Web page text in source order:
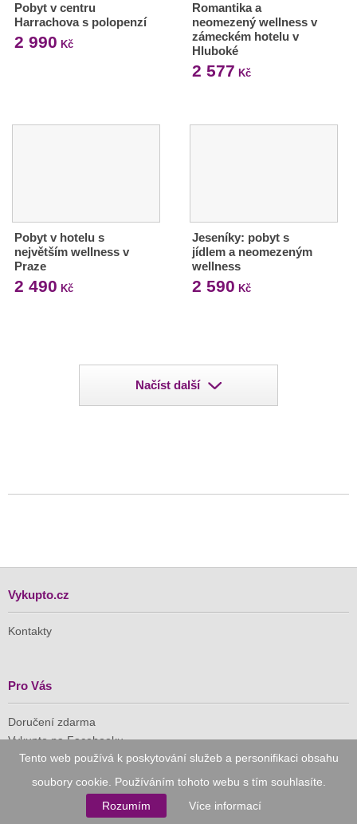
Tento web používá k poskytování služeb a personifikaci obsahu
soubory cookie. Používáním tohoto webu s tím souhlasíte.
Rozumím
Více informací
Pobyt v centru
Harrachova s polopenzí
2 990 Kč
Romantika a
neomezený wellness v
zámeckém hotelu v
Hluboké
2 577 Kč
Pobyt v hotelu s
největším wellness v
Praze
2 490 Kč
Jeseníky: pobyt s
jídlem a neomezeným
wellness
2 590 Kč
Načíst další
Vykupto.cz
Kontakty
Pro Vás
Doručení zdarma
Vykupto na Facebooku
Důvěryhodný nákup
Naše společnost je členem Asociace pro elektronickou